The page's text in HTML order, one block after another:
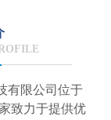
限公司位于
致力于提供优